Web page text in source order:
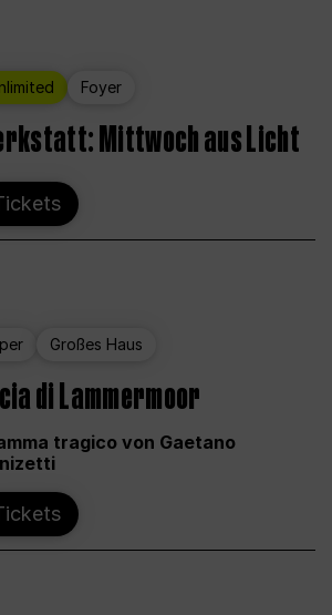
Foyer
Mittwoch aus Licht
Großes Haus
di Lammermoor
tragico von Gaetano